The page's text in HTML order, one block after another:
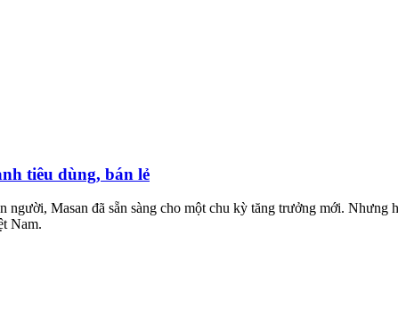
tiêu dùng, bán lẻ
Masan đã sẵn sàng cho một chu kỳ tăng trưởng mới. Nhưng
Nam.